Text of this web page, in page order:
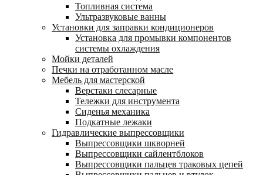
Топливная система
Ультразвуковые ванны
Установки для заправки кондиционеров
Установка для промывки компонентов
системы охлаждения
Мойки деталей
Печки на отработанном масле
Мебель для мастерской
Верстаки слесарные
Тележки для инструмента
Сиденья механика
Подкатные лежаки
Гидравлические выпрессовщики
Выпрессовщики шкворней
Выпрессовщики сайлентблоков
Выпрессовщики пальцев траковых цепей